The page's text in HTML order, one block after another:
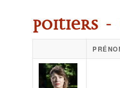
Poitiers -